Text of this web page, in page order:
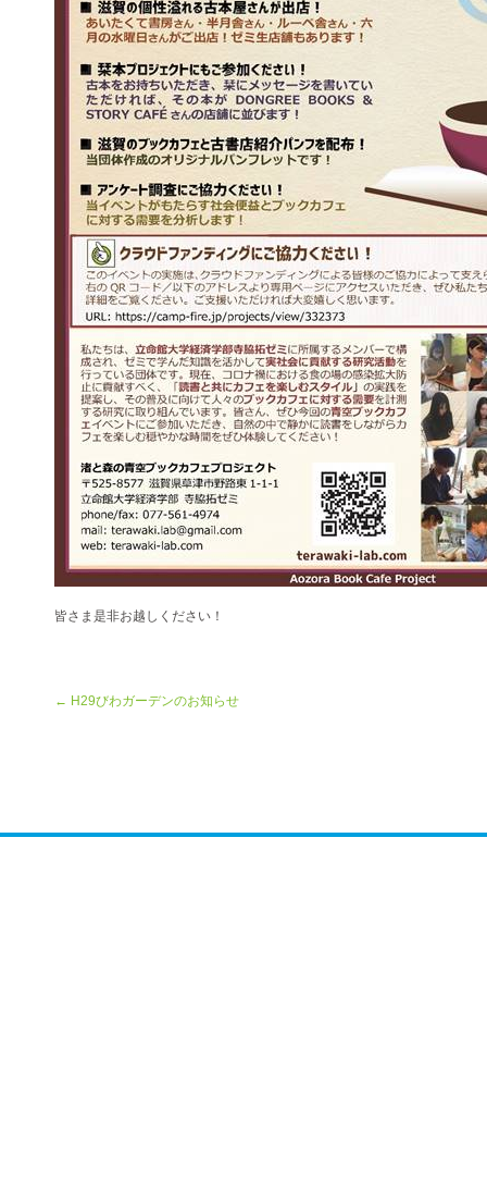
皆さま是非お越しください！
← H29びわガーデンのお知らせ